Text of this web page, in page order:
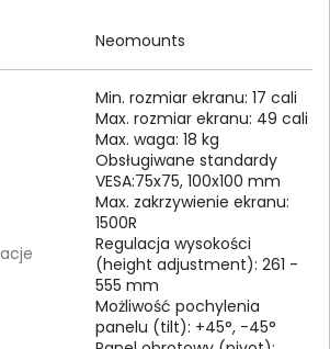
Neomounts
Min. rozmiar ekranu: 17 cali
Max. rozmiar ekranu: 49 cali
Max. waga: 18 kg
Obsługiwane standardy
VESA:75x75, 100x100 mm
Max. zakrzywienie ekranu:
1500R
Regulacja wysokości
(height adjustment): 261 -
555 mm
Możliwość pochylenia
panelu (tilt): +45°, -45°